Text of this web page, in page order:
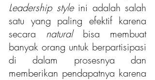
Leadership style ini adalah salah
satu yang paling efektif karena
secara natural bisa membuat
banyak orang untuk berpartisipasi
di dalam prosesnya dan
memberikan pendapatnya karena